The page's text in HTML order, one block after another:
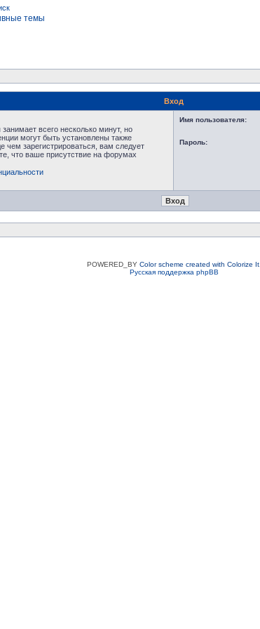
темы
Вход
всего несколько минут, но
могут быть установлены также
чем зарегистрироваться, вам следует
что ваше присутствие на форумах
Имя пользователя:
Пароль:
POWERED_BY Color scheme created with Colorize It.
Русская поддержка phpBB